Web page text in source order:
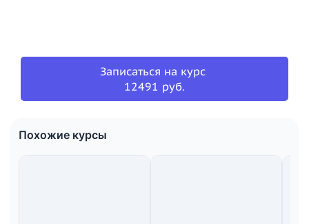
Записаться на курс
12491 руб.
Похожие курсы